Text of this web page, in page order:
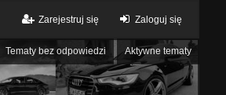
Zaloguj się
Zarejestruj się
Tematy bez odpowiedzi Aktywne tematy